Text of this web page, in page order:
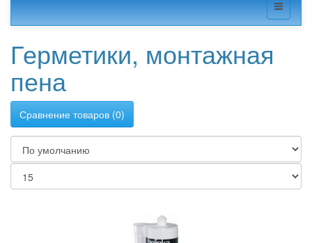
Герметики, монтажная
пена
Сравнение товаров (0)